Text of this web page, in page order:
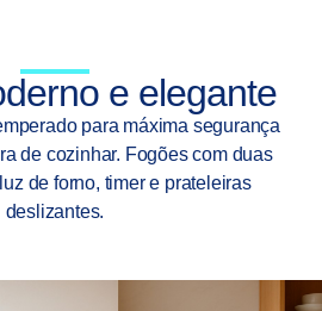
e elegante
para máxima segurança
de cozinhar. Fogões com duas
de forno, timer e prateleiras
deslizantes.